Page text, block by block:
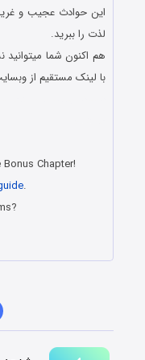
این حوادث عجیب و
لذت را ببرید.
هم اکنون شما
با لینک مستقیم از
Chapter!
.